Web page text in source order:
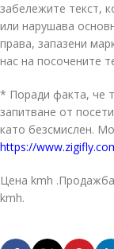
забележите текст,
или нарушава
права, запазени
нас на посочените
* Поради факта, че
запитване от
като безсмислен.
https://
Цена kmh
kmh.